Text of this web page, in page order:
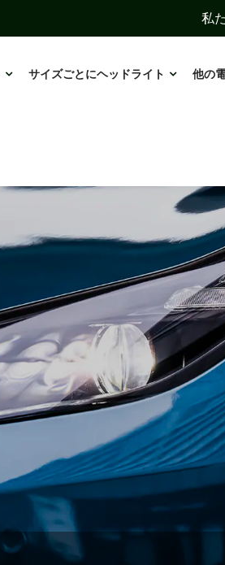
私
サイズごとにヘッドライト 他の